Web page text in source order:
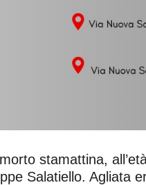
stamattina,
Salatiello. Agliata